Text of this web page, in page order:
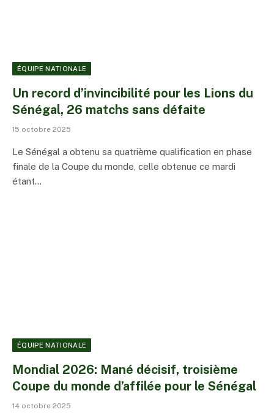
ÉQUIPE NATIONALE
Un record d’invincibilité pour les Lions du
Sénégal, 26 matchs sans défaite
15 octobre 2025
Le Sénégal a obtenu sa quatrième qualification en phase
finale de la Coupe du monde, celle obtenue ce mardi
étant…
ÉQUIPE NATIONALE
Mondial 2026: Mané décisif, troisième
Coupe du monde d’affilée pour le Sénégal
14 octobre 2025